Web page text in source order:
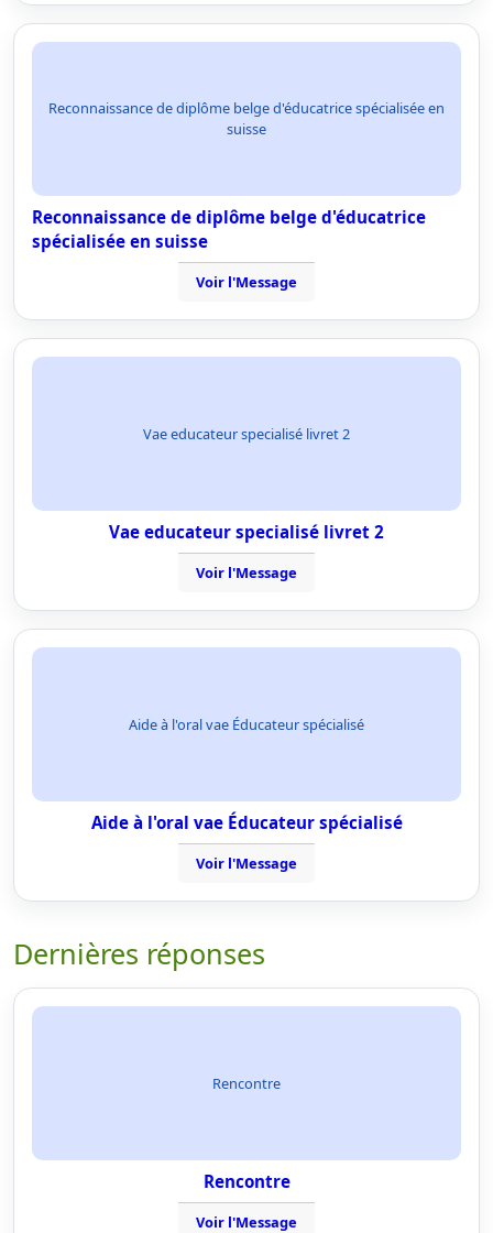
Reconnaissance de diplôme belge d'éducatrice spécialisée en
suisse
Reconnaissance de diplôme belge d'éducatrice
spécialisée en suisse
Voir l'Message
Vae educateur specialisé livret 2
Vae educateur specialisé livret 2
Voir l'Message
Aide à l'oral vae Éducateur spécialisé
Aide à l'oral vae Éducateur spécialisé
Voir l'Message
Dernières réponses
Rencontre
Rencontre
Voir l'Message